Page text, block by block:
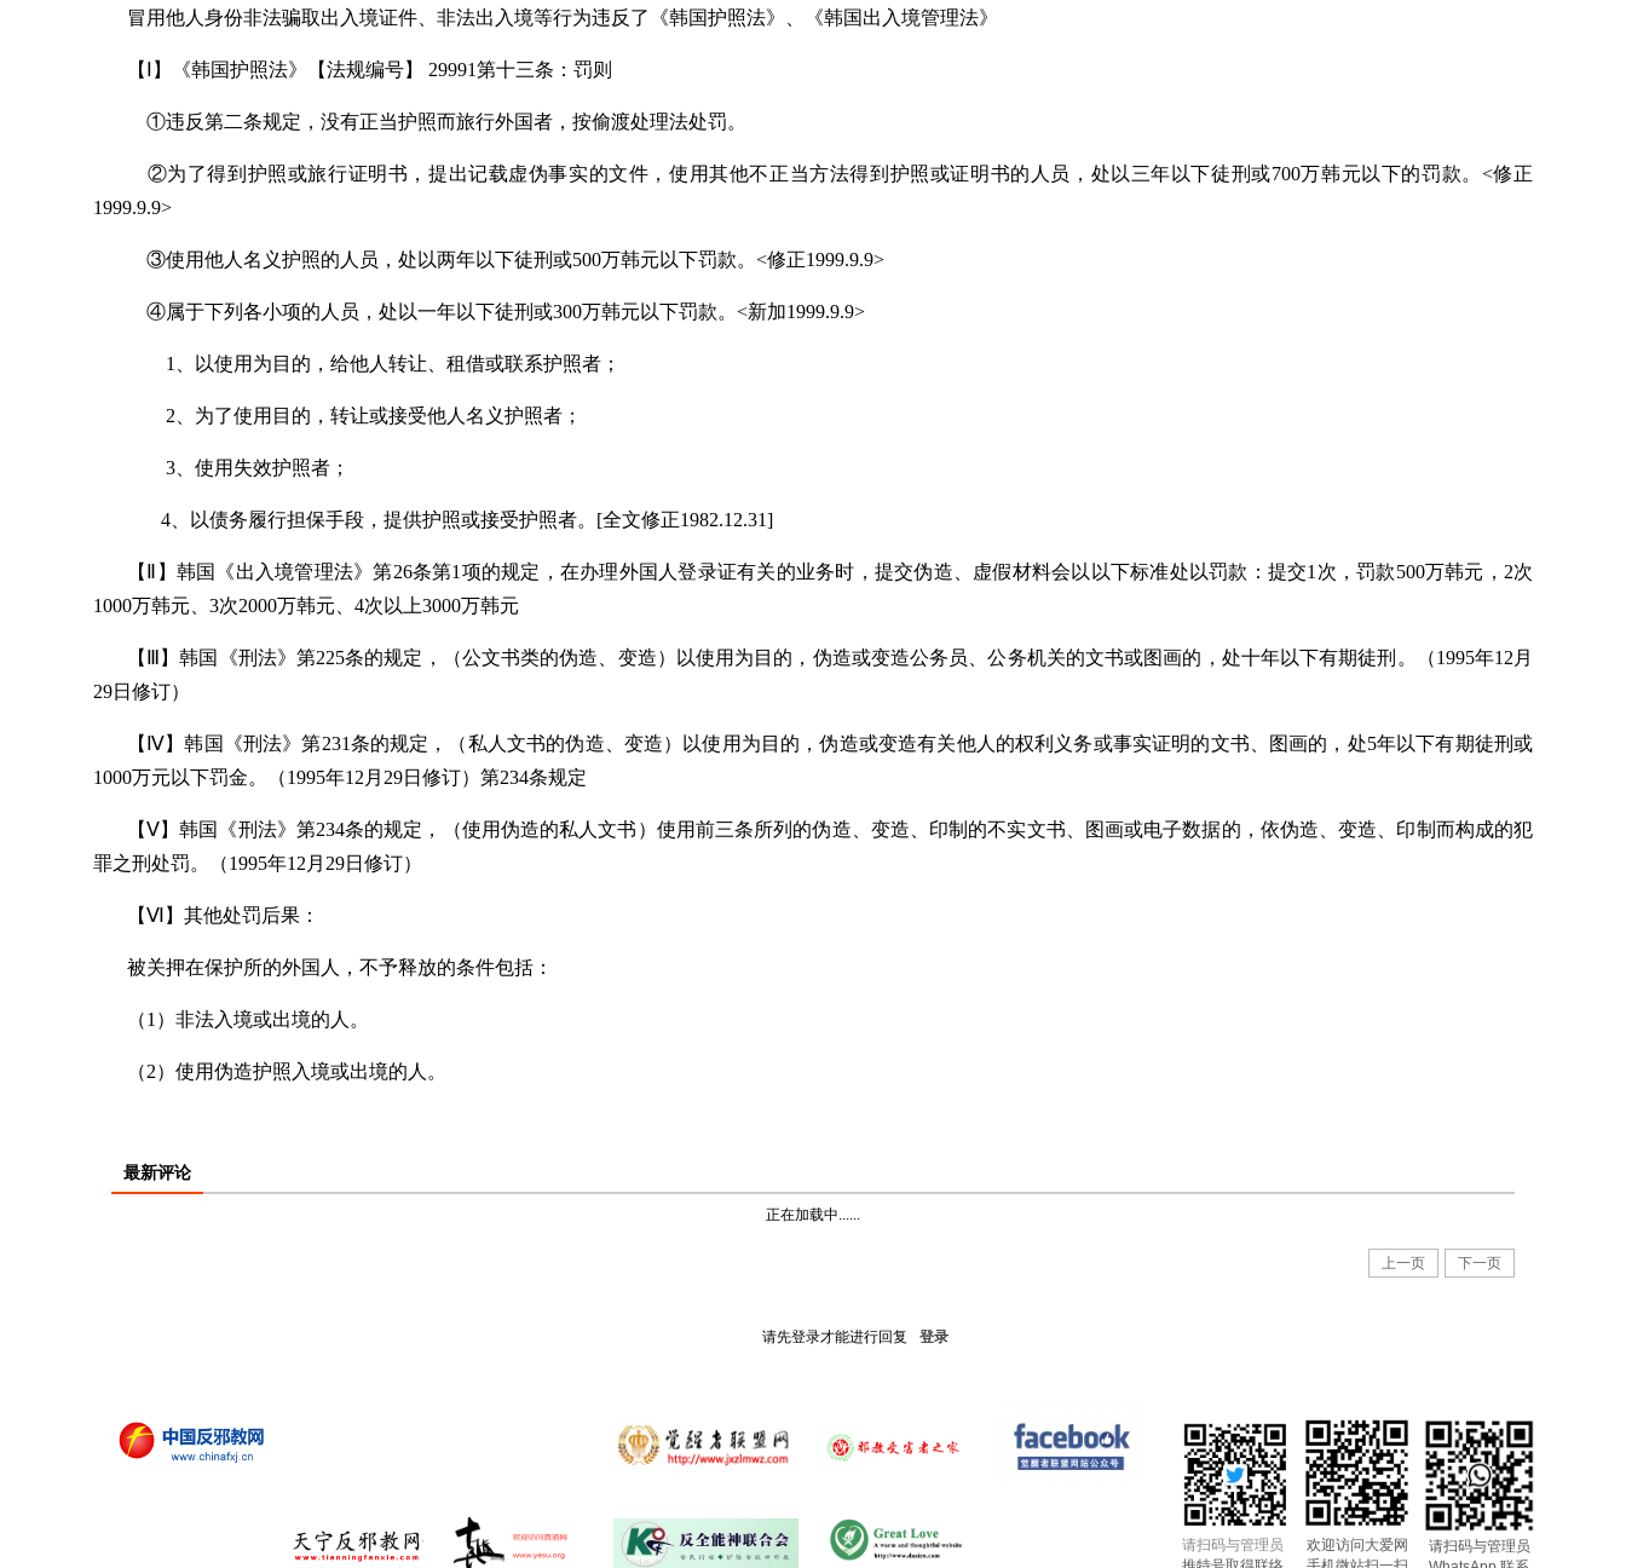
冒用他人身份非法骗取出入境证件、非法出入境等行为违反了《韩国护照法》、《韩国出入境管理法》
【 】《韩国护照法》【法规编号】 29991第十三条：罚则
①违反第二条规定，没有正当护照而旅行外国者，按偷渡处理法处罚。
②为了得到护照或旅行证明书，提出记载虚伪事实的文件，使用其他不正当方法得到护照或证明书的人员，处以三年以下徒刑或700万韩元以下的罚款。<修正
1999.9.9>
③使用他人名义护照的人员，处以两年以下徒刑或500万韩元以下罚款。<修正1999.9.9>
④属于下列各小项的人员，处以一年以下徒刑或300万韩元以下罚款。<新加1999.9.9>
1、以使用为目的，给他人转让、租借或联系护照者；
2、为了使用目的，转让或接受他人名义护照者；
3、使用失效护照者；
4、以债务履行担保手段，提供护照或接受护照者。[全文修正1982.12.31]
【
】韩国《出入境管理法》第26条第1项的规定，在办理外国人登录证有关的业务时，提交伪造、虚假材料会以以下标准处以罚款：提交1次，罚款500万韩元，2次
1000万韩元、3次2000万韩元、4次以上3000万韩元
【
】韩国《刑法》第225条的规定，（公文书类的伪造、变造）以使用为目的，伪造或变造公务员、公务机关的文书或图画的，处十年以下有期徒刑。（1995年12月
29日修订）
【Ⅳ】韩国《刑法》第231条的规定，（私人文书的伪造、变造）以使用为目的，伪造或变造有关他人的权利义务或事实证明的文书、图画的，处5年以下有期徒刑或
1000万元以下罚金。（1995年12月29日修订）第234条规定
【Ⅴ】韩国《刑法》第234条的规定，（使用伪造的私人文书）使用前三条所列的伪造、变造、印制的不实文书、图画或电子数据的，依伪造、变造、印制而构成的犯
罪之刑处罚。（1995年12月29日修订）
【Ⅵ】其他处罚后果：
被关押在保护所的外国人，不予释放的条件包括：
（1）非法入境或出境的人。
（2）使用伪造护照入境或出境的人。
最新评论
正在加载中......
上一页 下一页
请先登录才能进行回复 登录
欢迎访问大爱网
请扫码与管理员
请扫码与管理员